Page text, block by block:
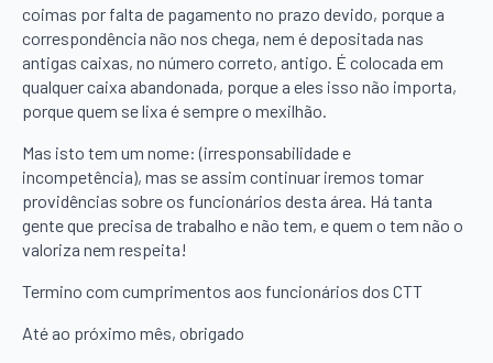
coimas por falta de pagamento no prazo devido, porque a
correspondência não nos chega, nem é depositada nas
antigas caixas, no número correto, antigo. É colocada em
qualquer caixa abandonada, porque a eles isso não importa,
porque quem se lixa é sempre o mexilhão.
Mas isto tem um nome: (irresponsabilidade e
incompetência), mas se assim continuar iremos tomar
providências sobre os funcionários desta área. Há tanta
gente que precisa de trabalho e não tem, e quem o tem não o
valoriza nem respeita!
Termino com cumprimentos aos funcionários dos CTT
Até ao próximo mês, obrigado